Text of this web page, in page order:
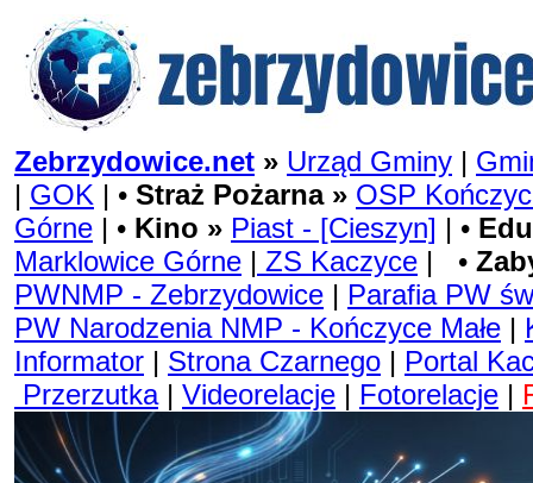
Zebrzydowice.net » Urząd Gminy |
| GOK | • Straż Pożarna » OSP
Górne | • Kino » Piast - [Cieszyn] | •
Marklowice Górne | ZS Kaczyce | •
PWNMP - Zebrzydowice | Parafia PW
PW Narodzenia NMP - Kończyce Małe |
Informator | Strona Czarnego | Portal
Przerzutka| Videorelacje | Fotorelacje |